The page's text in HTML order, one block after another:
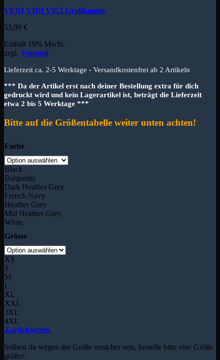
VENI VIDI VICI Grafikmotiv
53,99 €
Enthält 19% MwSt.
zzgl. Versand
Lieferzeit ca. 2-5 Werktage - Versandkostenfrei ab 2 Artikeln
*** Da der Artikel erst nach deiner Bestellung extra für dich
gedruckt wird und kein Lagerartikel ist, beträgt die Lieferzeit
etwa 2 bis 5 Werktage ***
Bitte auf die Größentabelle weiter unten achten!
Farbe
Black
Burgundy
Dark Heather Grey
French Navy
Heather Grey
Mid Heather Grey
White
Grösse
XS
S
M
L
XL
XXL
3XL
4XL
Zurücksetzen
Solltest du wegen der Größe unsicher sein, bestelle bitte eine Größe
größer.